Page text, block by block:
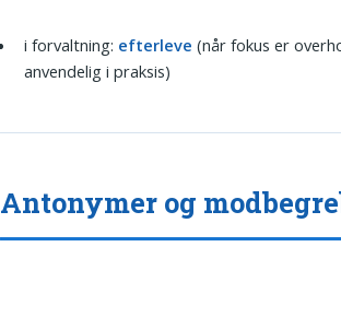
i forvaltning: efterleve (når fokus er
anvendelig i praksis)
Antonymer og